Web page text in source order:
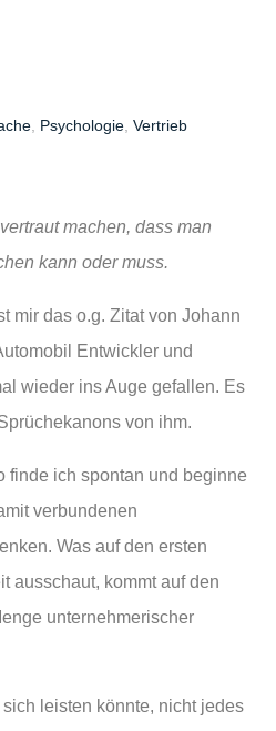
Psychologie Vertrieb
machen, dass man
kann oder muss.
mir das o.g. Zitat von Johann
Entwickler und
wieder ins Auge gefallen. Es
von ihm.
finde ich spontan und beginne
verbundenen
Was auf den ersten
ausschaut, kommt auf den
unternehmerischer
leisten könnte, nicht jedes